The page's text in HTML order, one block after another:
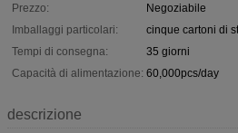
Prezzo:
Negoziabile
Imballaggi particolari:
cinque cartoni di
Tempi di consegna:
35 giorni
Capacità di alimentazione: 60,000pcs/day
descrizione